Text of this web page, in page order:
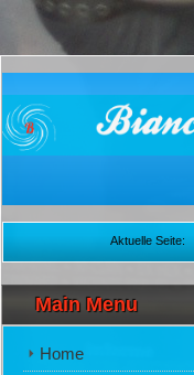
Aktuelle Seite:
Main Menu
Home